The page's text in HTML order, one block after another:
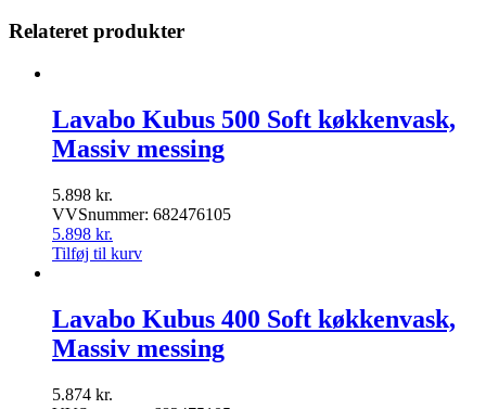
Relateret produkter
Lavabo Kubus 500 Soft køkkenvask,
Massiv messing
5.898 kr.
VVSnummer: 682476105
5.898 kr.
Tilføj til kurv
Lavabo Kubus 400 Soft køkkenvask,
Massiv messing
5.874 kr.